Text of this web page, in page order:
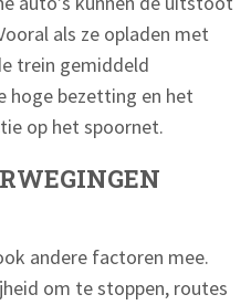
als ze opladen met
trein gemiddeld
hoge bezetting en het
op het spoornet.
andere factoren mee.
om te stoppen, routes